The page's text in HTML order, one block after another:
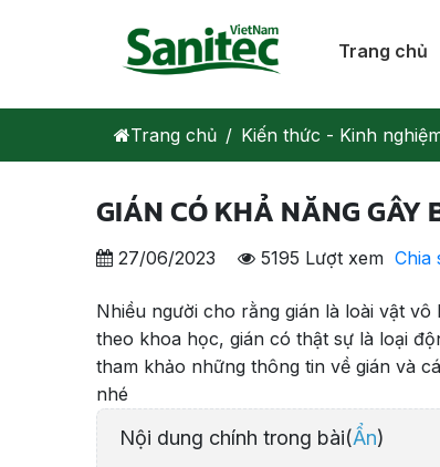
Trang chủ
Trang chủ Kiến thức - Kinh
GIÁN CÓ KHẢ NĂNG GÂY
27/06/2023 5195 Lượt xem Chia
Nhiều người cho rằng gián là loài vật
theo khoa học, gián có thật sự là loại
tham khảo những thông tin về gián và
nhé
Nội dung chính trong bài(Ẩn)